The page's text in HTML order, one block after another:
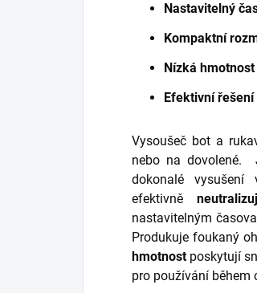
Nastavitelný
Kompaktní
Nízká hmotnost
Efektivní
Vysoušeč bot a
nebo na dovolené.
dokonalé
efektivně
nastavitelným
Produkuje foukaný
hmotnost poskytují
pro používání během